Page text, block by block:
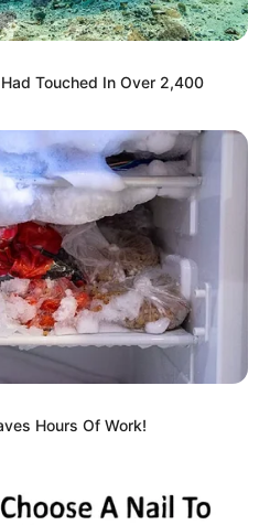
Touched In Over 2,400
Hours Of Work!